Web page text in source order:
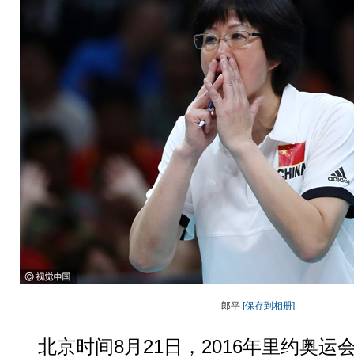
郎平 [保存到相册]
北京时间8月21日，2016年里约奥运